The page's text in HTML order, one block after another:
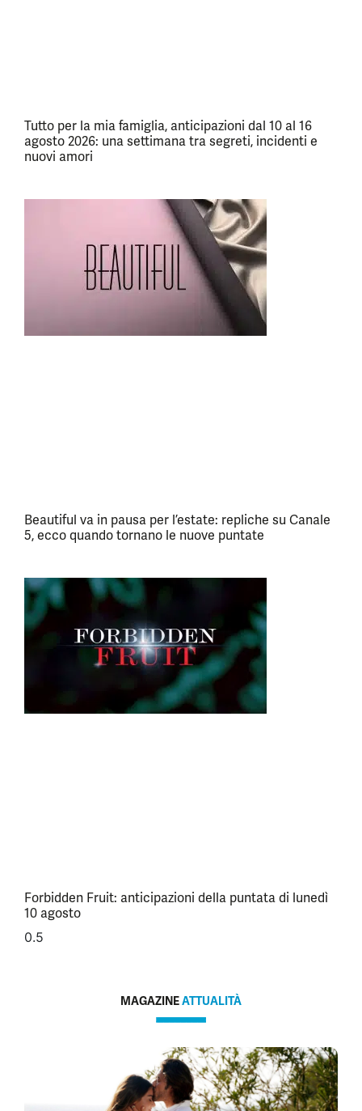
Tutto per la mia famiglia, anticipazioni dal 10 al 16
agosto 2026: una settimana tra segreti, incidenti e
nuovi amori
Beautiful va in pausa per l’estate: repliche su Canale
5, ecco quando tornano le nuove puntate
Forbidden Fruit: anticipazioni della puntata di lunedì
10 agosto
MAGAZINEATTUALITÀ